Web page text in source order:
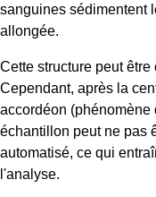
sanguines sédimentent
allongée.
Cette structure peut
Cependant, après la
accordéon (phénomène
échantillon peut ne pas
automatisé, ce qui
l'analyse.